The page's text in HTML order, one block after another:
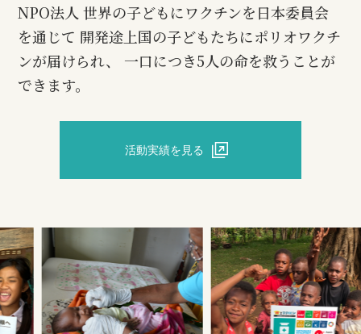
NPO法人 世界の子どもにワクチンを日本委員会
を通じて 開発途上国の子どもたちにポリオワクチ
ンが届けられ、 一口につき5人の命を救うことが
できます。
活動実績を見る